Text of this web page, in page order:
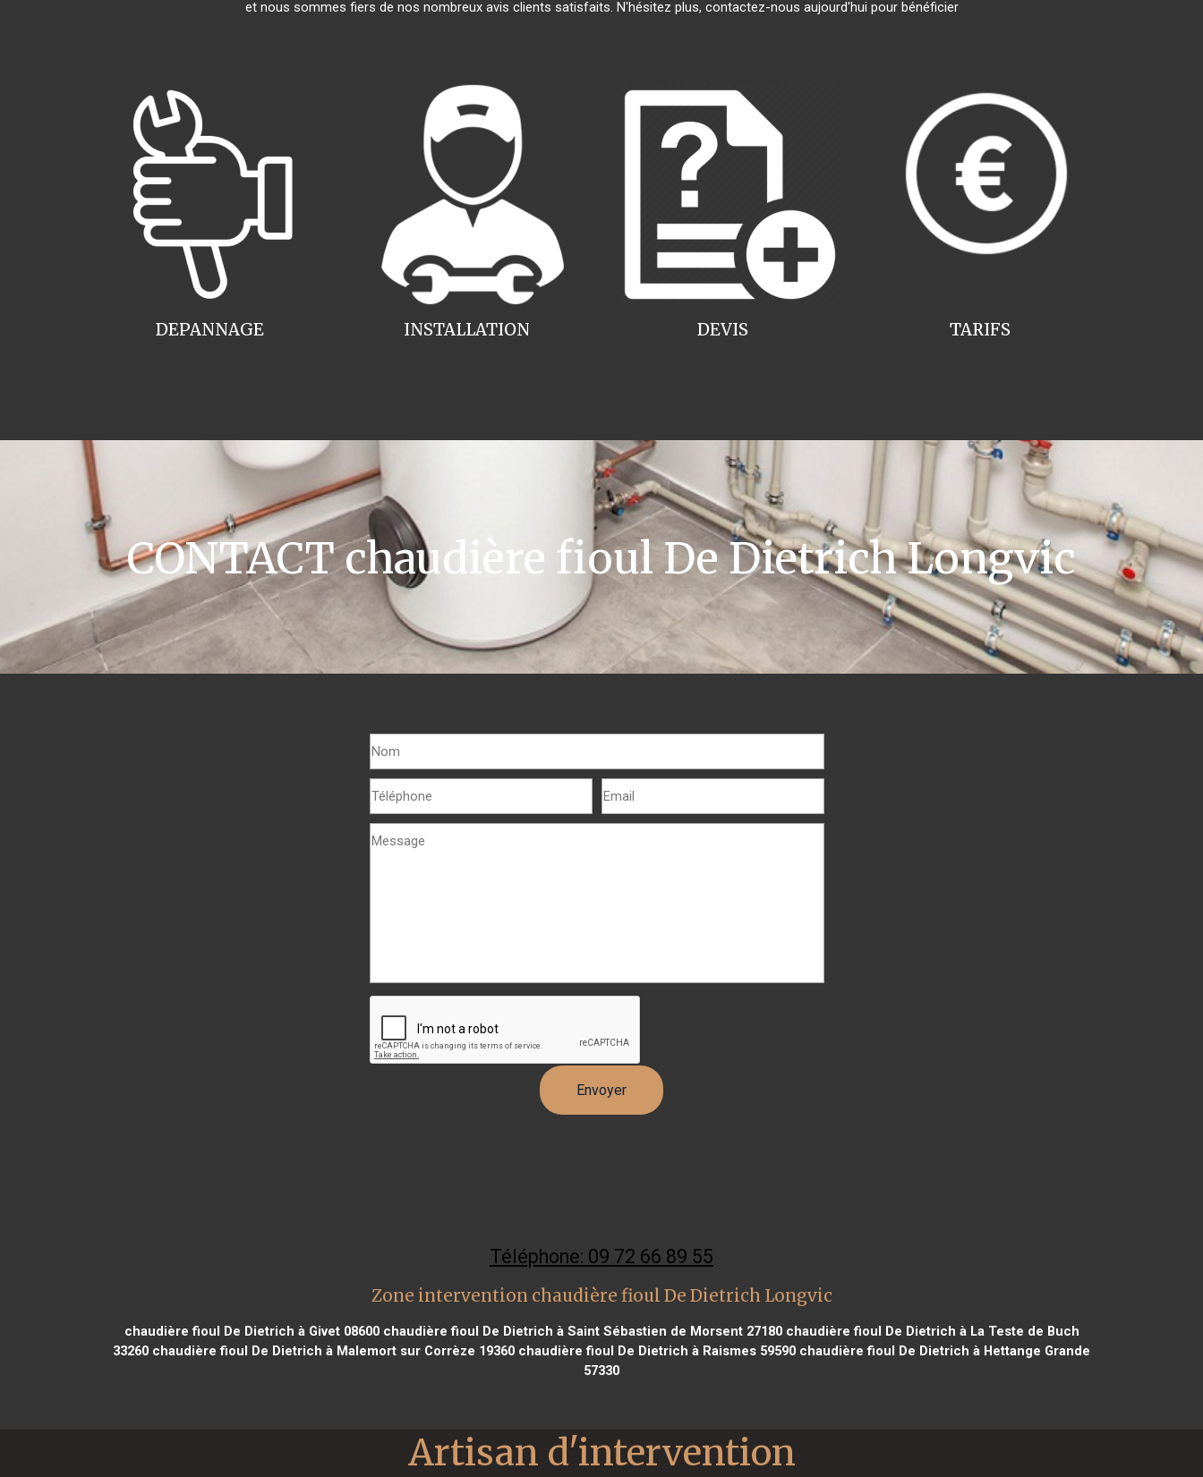
et nous sommes fiers de nos nombreux avis clients satisfaits. N'hésitez plus, contactez-nous aujourd'hui pour bénéficier
INSTALLATION
DEPANNAGE TARIFS
DEVIS
CONTACT chaudière fioul De Dietrich Longvic
Téléphone: 09 72 66 89 55
Zone intervention chaudière fioul De Dietrich Longvic
chaudière fioul De Dietrich à Givet 08600chaudière fioul De Dietrich à Saint Sébastien de Morsent 27180chaudière fioul De Dietrich à La Teste de Buch
33260 chaudière fioul De Dietrich à Malemort sur Corrèze 19360 chaudière fioul De Dietrich à Raismes 59590 chaudière fioul De Dietrich à Hettange Grande
57330
Artisan d'intervention